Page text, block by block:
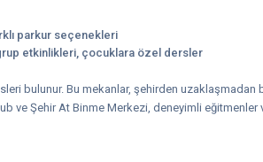
parkur seçenekleri
etkinlikleri, çocuklara özel dersler
bulunur. Bu mekanlar, şehirden uzaklaşmadan
ve Şehir At Binme Merkezi, deneyimli eğitmenler